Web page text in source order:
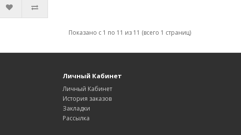
Показано с 1 по 11 из 11 (всего 1 страниц)
Личный Кабинет
Личный Кабинет
История заказов
Закладки
Рассылка